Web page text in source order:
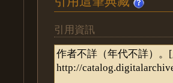
引用資訊